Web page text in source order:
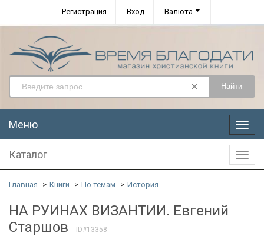
Регистрация Вход Валюта
Найти
Меню
Меню
Каталог
Главная Книги По темам История
НА РУИНАХ ВИЗАНТИИ. Евгений
Старшов
ID#13358